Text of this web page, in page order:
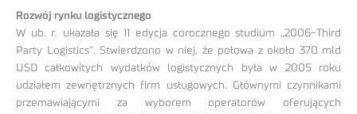
Rozwój rynku logistycznego
W ub. r. ukazała się 11 edycja corocznego studium „2006-Third
Party Logistics”. Stwierdzono w niej, że połowa z około 370 mld
USD całkowitych wydatków logistycznych była w 2005 roku
udziałem zewnętrznych firm usługowych. Głównymi czynnikami
przemawiającymi za wyborem operatorów oferujących